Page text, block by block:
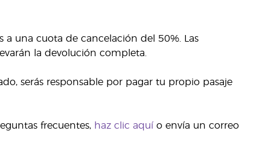
a una cuota de cancelación del 50%. Las
la devolución completa.
serás responsable por pagar tu propio pasaje
frecuentes, haz clic aquío envía un correo